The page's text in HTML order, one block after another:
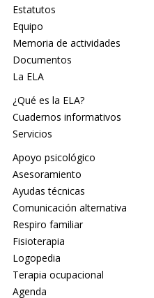
Estatutos
Equipo
Memoria de actividades
Documentos
La ELA
¿Qué es la ELA?
Cuadernos informativos
Servicios
Apoyo psicológico
Asesoramiento
Ayudas técnicas
Comunicación alternativa
Respiro familiar
Fisioterapia
Logopedia
Terapia ocupacional
Agenda